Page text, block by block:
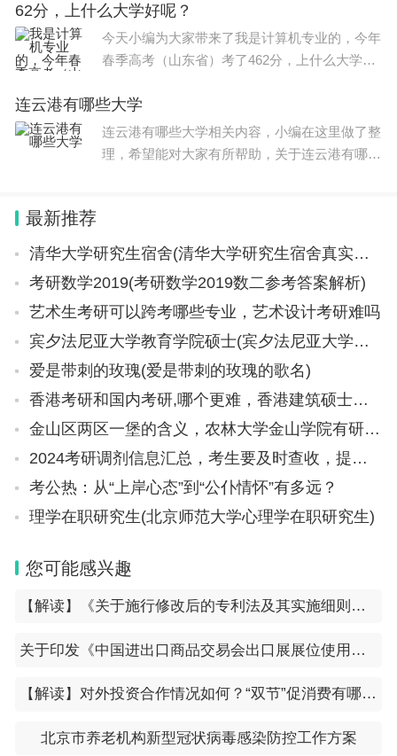
考试时间为2023年12月16日
62分，上什么大学好呢？
今天小编为大家带来了我是计算机专业的，今年
春季高考（山东省）考了462分，上什么大学好
季高考总分750分。 春季高考总分750分，其中
专业技能考试满分230分，专
连云港有哪些大学
连云港有哪些大学相关内容，小编在这里做了整
理，希望能对大家有所帮助，关于连云港有哪些
最新推荐
清华大学研究生宿舍(清华大学研究生宿舍真实照片)
考研数学2019(考研数学2019数二参考答案解析)
艺术生考研可以跨考哪些专业，艺术设计考研难吗
宾夕法尼亚大学教育学院硕士(宾夕法尼亚大学教育学院硕士学费)
爱是带刺的玫瑰(爱是带刺的玫瑰的歌名)
香港考研和国内考研,哪个更难，香港建筑硕士申请通过率
金山区两区一堡的含义，农林大学金山学院有研究生吗
2024考研调剂信息汇总，考生要及时查收，提前做准备
考公热：从“上岸心态”到“公仆情怀”有多远？
理学在职研究生(北京师范大学心理学在职研究生)
您可能感兴趣
【解读】《关于施行修改后的专利法及其实施细则相关审查业务处理的过渡办法》解读
关于印发《中国进出口商品交易会出口展展位使用管理规定》的通知（会字〔2023〕55号）
【解读】对外投资合作情况如何？“双节”促消费有哪些举措？……商务部回应近期经贸热点
北京市养老机构新型冠状病毒感染防控工作方案